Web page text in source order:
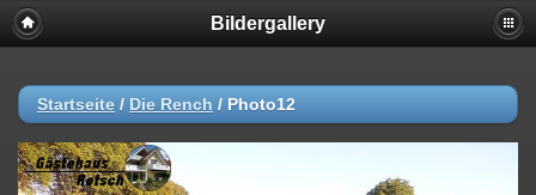
Bildergallery
Startseite / Die Rench / Photo12